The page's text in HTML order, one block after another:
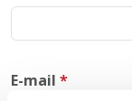
E-mail *